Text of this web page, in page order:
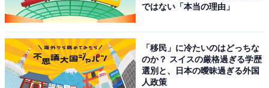
ではない「本当の理由」
「移民」に冷たいのはどっちな
のか？ スイスの厳格過ぎる学歴
選別と、日本の曖昧過ぎる外国
人政策